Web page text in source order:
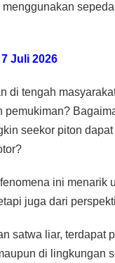
Juli 2026
di tengah
seekor piton
ini menarik
juga dari
satwa liar, terdapat
di lingkungan